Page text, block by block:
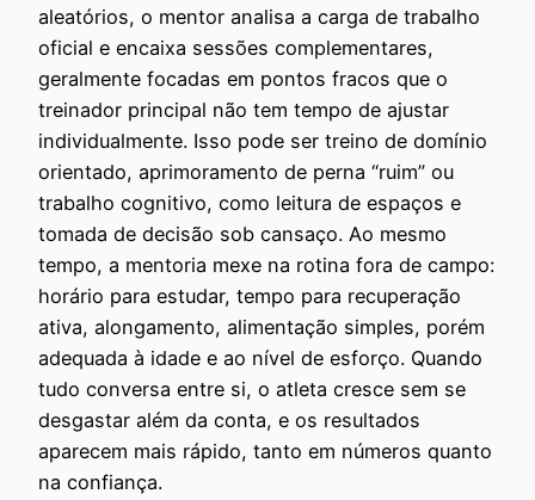
aleatórios, o mentor analisa a carga de trabalho
oficial e encaixa sessões complementares,
geralmente focadas em pontos fracos que o
treinador principal não tem tempo de ajustar
individualmente. Isso pode ser treino de domínio
orientado, aprimoramento de perna “ruim” ou
trabalho cognitivo, como leitura de espaços e
tomada de decisão sob cansaço. Ao mesmo
tempo, a mentoria mexe na rotina fora de campo:
horário para estudar, tempo para recuperação
ativa, alongamento, alimentação simples, porém
adequada à idade e ao nível de esforço. Quando
tudo conversa entre si, o atleta cresce sem se
desgastar além da conta, e os resultados
aparecem mais rápido, tanto em números quanto
na confiança.